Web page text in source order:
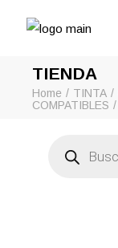
TIENDA
Home TINTA
COMPATIBLES
productos